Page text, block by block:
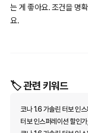
는 게 좋아요. 조건을 명
요.
🏷️ 관련 키워드
코나 1.6 가솔린 터보 인
터보 인스퍼레이션 할인